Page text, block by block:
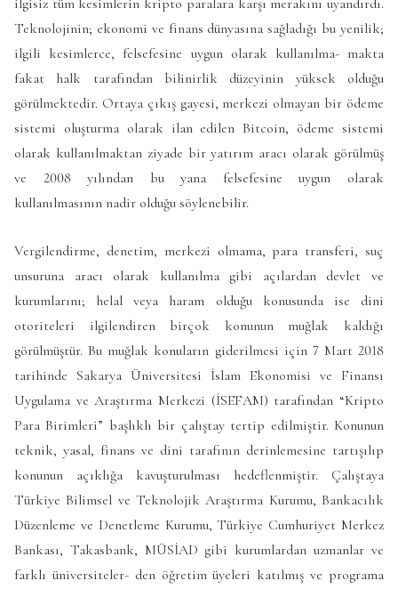
ilgisiz tüm kesimlerin kripto paralara karşı merakını uyandırdı.
Teknolojinin; ekonomi ve finans dünyasına sağladığı bu yenilik;
ilgili kesimlerce, felsefesine uygun olarak kullanılma- makta
fakat halk tarafından bilinirlik düzeyinin yüksek olduğu
görülmektedir. Ortaya çıkış gayesi, merkezi olmayan bir ödeme
sistemi oluşturma olarak ilan edilen Bitcoin, ödeme sistemi
olarak kullanılmaktan ziyade bir yatırım aracı olarak görülmüş
ve 2008 yılından bu yana felsefesine uygun olarak
kullanılmasının nadir olduğu söylenebilir.
Vergilendirme, denetim, merkezi olmama, para transferi, suç
unsuruna aracı olarak kullanılma gibi açılardan devlet ve
kurumlarını; helal veya haram olduğu konusunda ise dini
otoriteleri ilgilendiren birçok konunun muğlak kaldığı
görülmüştür. Bu muğlak konuların giderilmesi için 7 Mart 2018
tarihinde Sakarya Üniversitesi İslam Ekonomisi ve Finansı
Uygulama ve Araştırma Merkezi (İSEFAM) tarafından “Kripto
Para Birimleri” başlıklı bir çalıştay tertip edilmiştir. Konunun
teknik, yasal, finans ve dini tarafının derinlemesine tartışılıp
konunun açıklığa kavuşturulması hedeflenmiştir. Çalıştaya
Türkiye Bilimsel ve Teknolojik Araştırma Kurumu, Bankacılık
Düzenleme ve Denetleme Kurumu, Türkiye Cumhuriyet Merkez
Bankası, Takasbank, MÜSİAD gibi kurumlardan uzmanlar ve
farklı üniversiteler- den öğretim üyeleri katılmış ve programa